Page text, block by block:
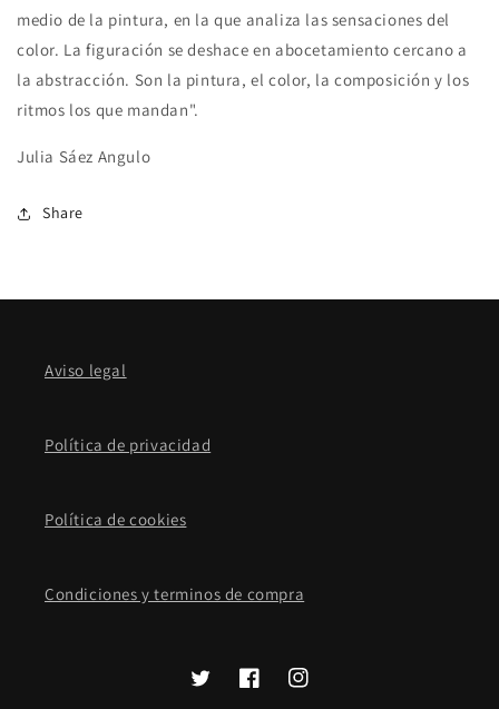
medio de la pintura, en la que analiza las sensaciones del
color. La figuración se deshace en abocetamiento cercano a
la abstracción. Son la pintura, el color, la composición y los
ritmos los que mandan".
Julia Sáez Angulo
Share
Aviso legal
Política de privacidad
Política de cookies
Condiciones y terminos de compra
TwitterFacebookInstagram